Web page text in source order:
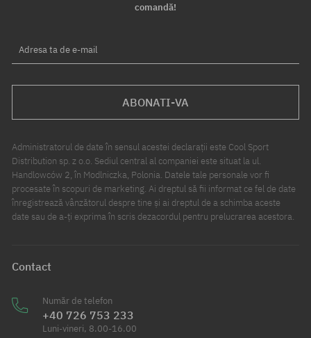
comandă!
Adresa ta de e-mail
ABONATI-VA
Administratorul de date în sensul acestei declarații este Cool Sport
Distribution sp. z o.o. Sediul central al companiei este situat la ul.
Handlowców 2, în Modlniczka, Polonia. Datele tale personale vor fi
procesate în scopuri de marketing. Ai dreptul să fii informat ce fel de date
înregistrează vânzătorul despre tine și ai dreptul de a schimba aceste
date sau de a-ți exprima în scris dezacordul pentru prelucrarea acestora.
Contact
Număr de telefon
+40 726 753 233
Luni-vineri, 8.00-16.00